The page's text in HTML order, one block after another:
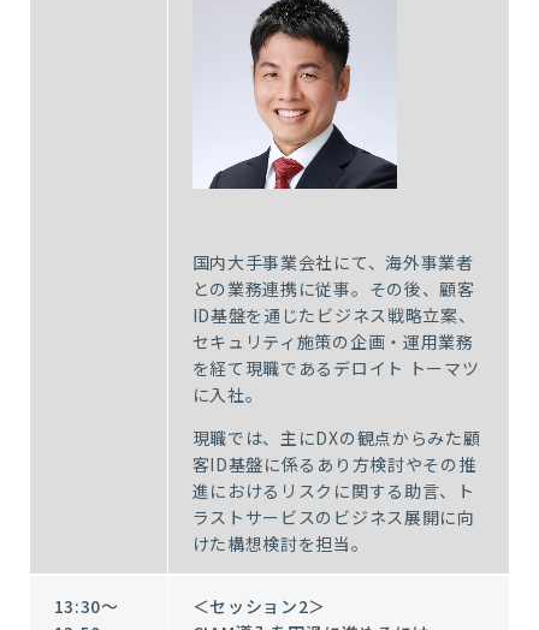
国内大手事業会社にて、海外事業者
との業務連携に従事。その後、顧客
ID基盤を通じたビジネス戦略立案、
セキュリティ施策の企画・運用業務
を経て現職であるデロイト トーマツ
に入社。
現職では、主にDXの観点からみた顧
客ID基盤に係るあり方検討やその推
進におけるリスクに関する助言、ト
ラストサービスのビジネス展開に向
けた構想検討を担当。
13:30～
＜セッション2＞